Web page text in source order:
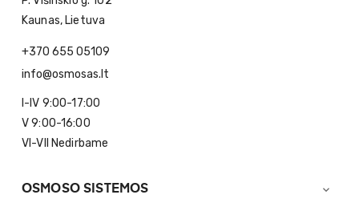
Kaunas, Lietuva
+370 655 05109
info@osmosas.lt
I-IV 9:00-17:00
V 9:00-16:00
VI-VII Nedirbame
OSMOSO SISTEMOS 